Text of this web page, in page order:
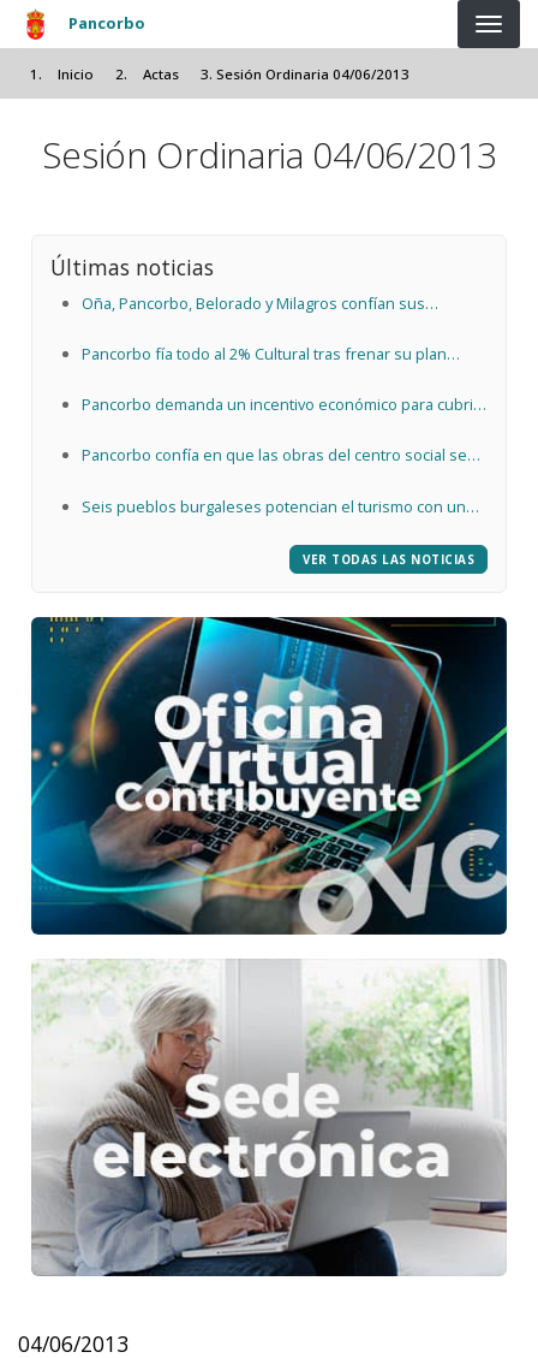
Pasar al contenido principal
Pancorbo
Inicio Actas Sesión Ordinaria 04/06/2013
Sesión Ordinaria 04/06/2013
Últimas noticias
Oña, Pancorbo, Belorado y Milagros confían sus
Pancorbo fía todo al 2% Cultural tras frenar su plan
Pancorbo demanda un incentivo económico para cubrir
Pancorbo confía en que las obras del centro social sean
Seis pueblos burgaleses potencian el turismo con un
VER TODAS LAS NOTICIAS
04/06/2013